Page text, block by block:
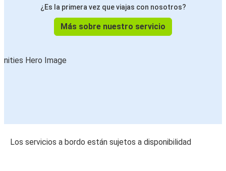
¿Es la primera vez que viajas con nosotros?
Más sobre nuestro servicio
Los servicios a bordo están sujetos a disponibilidad